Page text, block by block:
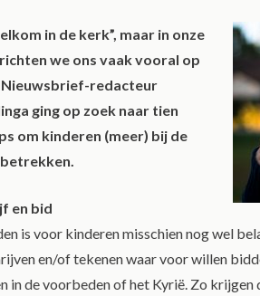
in de kerk”, maar in onze
we ons vaak vooral op
Nieuwsbrief-redacteur
ging op zoek naar tien
om kinderen (meer) bij de
en bid
is voor kinderen misschien nog wel
en/of tekenen waar voor willen
in de voorbeden of het Kyrië. Zo